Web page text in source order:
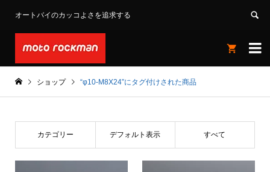
オートバイのカッコよさを追求する


ショップ “φ10-M8X24”にタグ付けされた商品
カテゴリー デフォルト表示 すべて